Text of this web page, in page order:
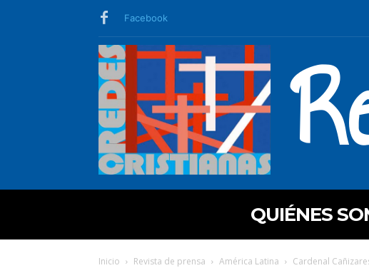
Facebook
QUIÉNES
Inicio Revista de prensa América Latina Cardenal